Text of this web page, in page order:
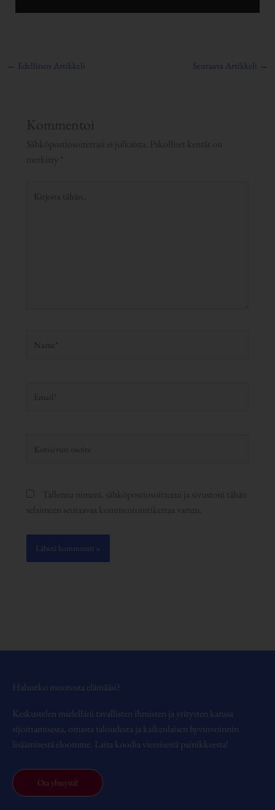
← Edellinen Artikkeli Seuraava Artikkeli →
Kommentoi
Sähköpostiosoitettasi ei julkaista. Pakolliset kentät on
merkitty *
Tallenna nimeni, sähköpostiosoitteeni ja sivustoni tähän
selaimeen seuraavaa kommentointikertaa varten.
Haluatko muutosta elämääsi?
Keskustelen mielelläni tavallisten ihmisten ja yritysten kanssa
sijoittamisesta, omasta taloudesta ja kaikenlaisen hyvinvoinnin
lisäämisestä eloomme. Laita koodia viereisestä painikkeesta!
Ota yhteyttä!